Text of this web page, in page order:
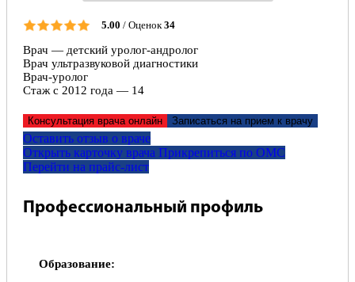
5.00 / Оценок 34
Врач — детский уролог-андролог
Врач ультразвуковой диагностики
Врач-уролог
Стаж с 2012 года — 14
Консультация врача онлайн Записаться на прием к врачу
Оставить отзыв о враче
Открыть карточку врача Прикрепитьcя по ОМС
Перейти на прайс-лист
Профессиональный профиль
Образование: